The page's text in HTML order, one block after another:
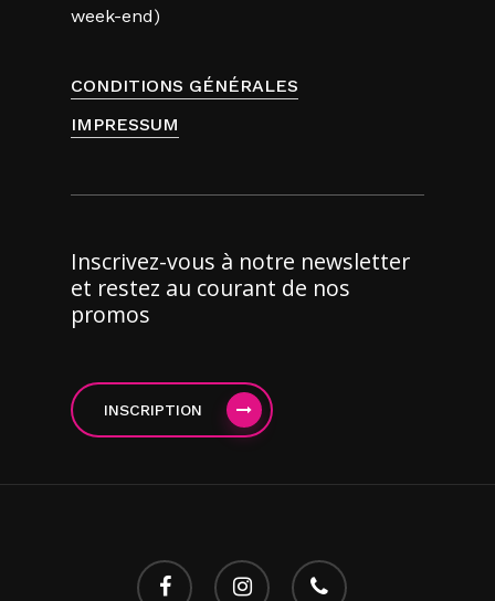
week-end)
CONDITIONS GÉNÉRALES
IMPRESSUM
Inscrivez-vous à notre newsletter
et restez au courant de nos
promos
INSCRIPTION
facebook instagram phone